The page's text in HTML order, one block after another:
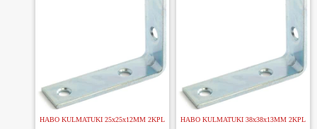
HABO KULMATUKI 25x25x12MM 2KPL HABO KULMATUKI 38x38x13MM 2KPL